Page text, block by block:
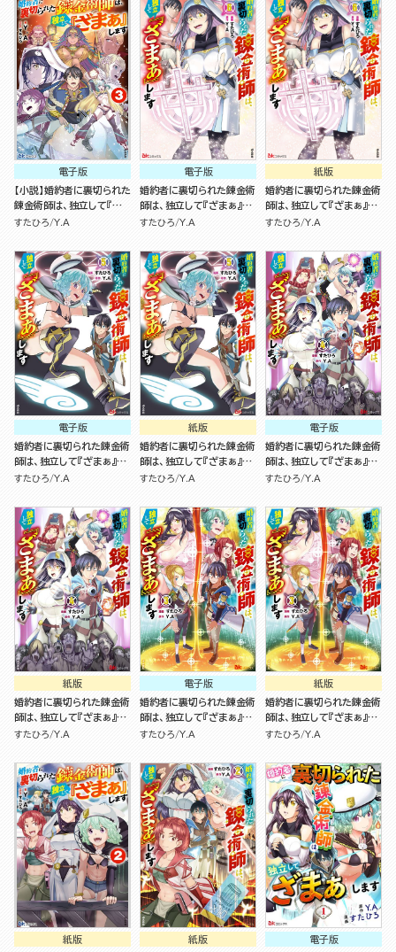
電子版
【小説】婚約者に裏切られた
錬金術師は、独立して『ざ
まぁ』します （3）
すたひろ Y.A
電子版
婚約者に裏切られた錬金術
師は、独立して『ざまぁ』し
ます コミック版 （6）
すたひろ Y.A
紙版
婚約者に裏切られた錬金術
師は、独立して『ざまぁ』し
ます（６）
すたひろ Y.A
電子版
婚約者に裏切られた錬金術
師は、独立して『ざまぁ』し
ます コミック版 （5）
すたひろ Y.A
紙版
婚約者に裏切られた錬金術
師は、独立して『ざまぁ』し
ます ５
すたひろ Y.A
電子版
婚約者に裏切られた錬金術
師は、独立して『ざまぁ』し
ます（4）
すたひろ Y.A
紙版
婚約者に裏切られた錬金術
師は、独立して『ざまぁ』し
ます（4）
すたひろ Y.A
電子版
婚約者に裏切られた錬金術
師は、独立して『ざまぁ』し
ます（3）
すたひろ Y.A
紙版
婚約者に裏切られた錬金術
師は、独立して『ざまぁ』し
ます（3）
すたひろ Y.A
紙版
紙版
電子版